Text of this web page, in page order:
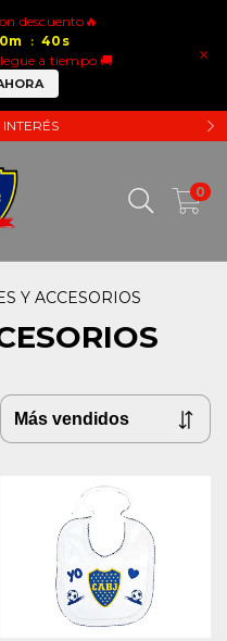
×
descuento🔥
m : 40 s
a tiempo 🚚
0
Y ACCESORIOS